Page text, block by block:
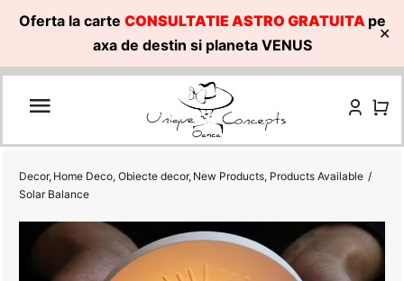
Oferta la carte CONSULTATIE ASTRO GRATUITA pe
axa de destin si planeta VENUS
✕
Skip
Decor Home Deco Obiecte decor New Products Products Available
Solar Balance